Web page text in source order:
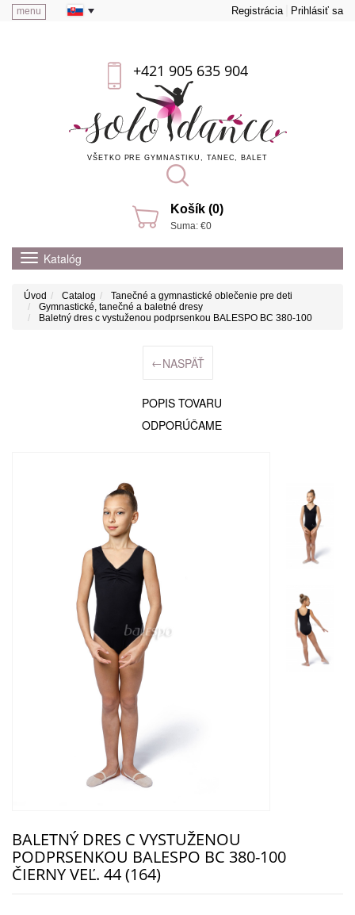
menu Registrácia Prihlásiť sa
+421 905 635 904
VŠETKO PRE GYMNASTIKU, TANEC, BALET
Košík (0)
Suma: €0
Katalóg
Úvod Catalog
Tanečné a gymnastické oblečenie pre deti
Gymnastické, tanečné a baletné dresy
Baletný dres c vystuženou podprsenkou BALESPO ВС 380-100
←NASPÄŤ
POPIS TOVARU
ODPORÚČAME
BALETNÝ DRES C VYSTUŽENOU
PODPRSENKOU BALESPO ВС 380-100
ČIERNY VEĽ. 44 (164)